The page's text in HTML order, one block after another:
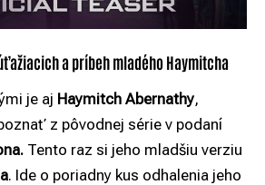
a príbeh mladého Haymitcha
je aj Haymitch Abernathy,
z pôvodnej série v podaní
Tento raz si jeho mladšiu verziu
. Ide o poriadny kus odhalenia jeho